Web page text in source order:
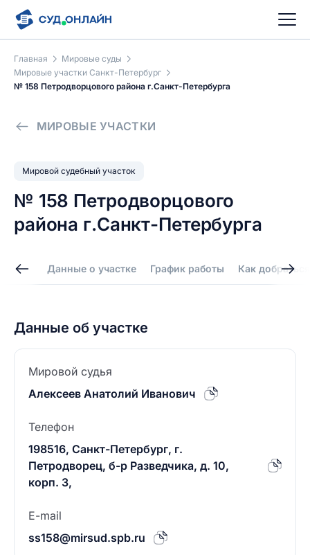
Главная
Мировые суды
Мировые участки Санкт-Петербург
№ 158 Петродворцового района г.Санкт-Петербурга
МИРОВЫЕ УЧАСТКИ
Мировой судебный участок
№ 158 Петродворцового
района г.Санкт-Петербурга
Данные о участке График работы Как добраться
Данные об участке
Мировой судья
Алексеев Анатолий Иванович
Телефон
198516, Санкт-Петербург, г.
Петродворец, б-р Разведчика, д. 10,
корп. 3,
E-mail
ss158@mirsud.spb.ru